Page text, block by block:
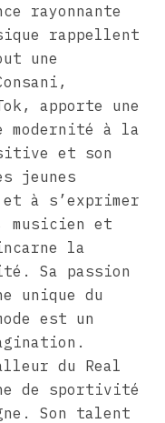
rayonnante
rappellent
une
apporte une
modernité à la
et son
jeunes
à s’exprimer
musicien et
la
Sa passion
unique du
est un
du Real
de sportivité
Son talent